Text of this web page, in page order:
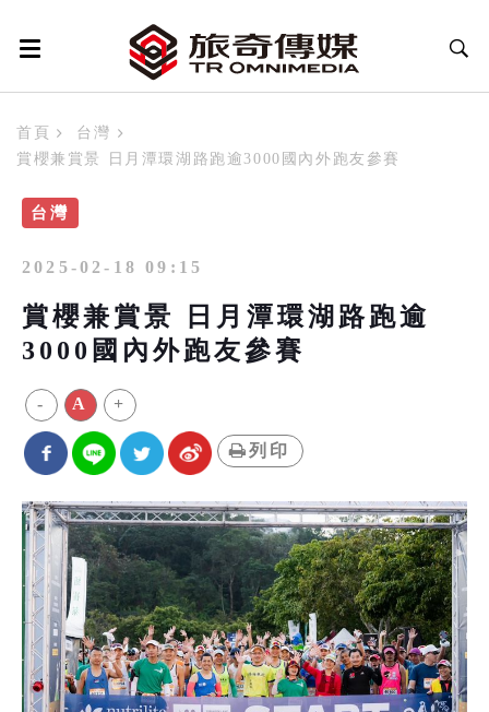
首頁
台灣
賞櫻兼賞景 日月潭環湖路跑逾3000國內外跑友參賽
台灣
2025-02-18 09:15
賞櫻兼賞景 日月潭環湖路跑逾
3000國內外跑友參賽
- A +
列印